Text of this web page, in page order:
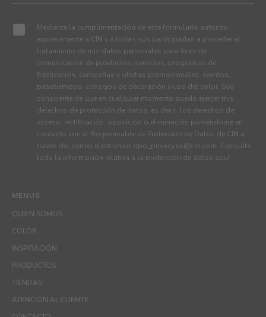
MENUS
QUIEN SOMOS
COLOR
INSPIRACIÓN
PRODUCTOS
TIENDAS
ATENCIÓN AL CLIENTE
Mediante la cumplimentación de este formulario autorizo
expresamente a CIN y a todas sus participadas a proceder al
tratamiento de mis datos personales para fines de
comunicación de productos, servicios, programas de
fidelización, campañas y ofertas promocionales, eventos,
pasatiempos, consejos de decoración y uso del color. Soy
consciente de que en cualquier momento puedo ejercer mis
derechos de protección de datos, es decir, los derechos de
acceso, rectificación, oposición o eliminación poniéndome en
contacto con el Responsable de Protección de Datos de CIN a
través del correo electrónico dpo_privacy.es@cin.com. Consulte
toda la información relativa a la protección de datos aquí.